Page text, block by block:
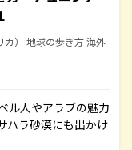
カ） 地球の歩き方 海外
ル人やアラブの魅力
ハラ砂漠にも出かけ